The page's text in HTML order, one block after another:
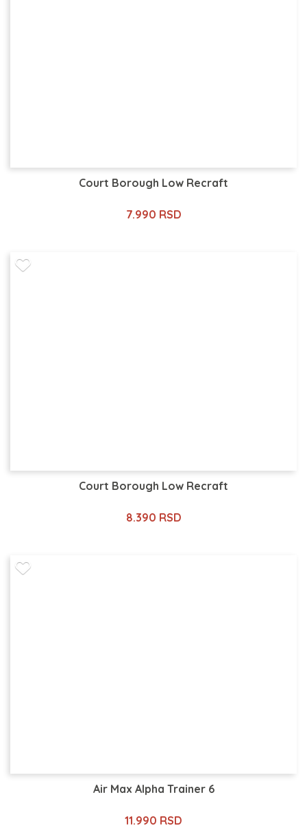
Court Borough Low Recraft
7.990 RSD
Court Borough Low Recraft
8.390 RSD
Air Max Alpha Trainer 6
11.990 RSD